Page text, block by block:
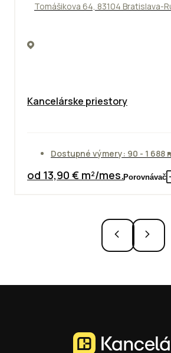
Tomášikova 64, 83104 Bratislava-
Kancelárske priestory
Dostupné výmery: 90 - 1 688
od 13,90 € m²/mes.Porovnávač